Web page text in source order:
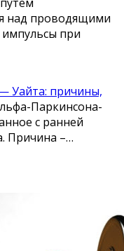
над проводящими
при
Уайта: причины,
Паркинсона-
с ранней
Причина –…